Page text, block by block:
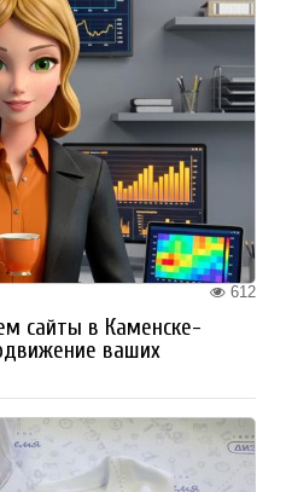
612
сайты в Каменске-
ваших